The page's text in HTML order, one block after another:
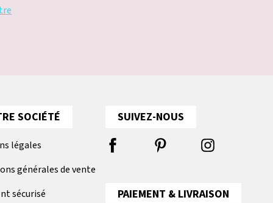
SOCIÉTÉ
légales
générales de vente
sécurisé
SUIVEZ-NOUS
PAIEMENT & LIVRAISON